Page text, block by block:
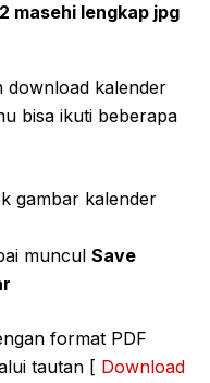
masehi lengkap jpg
download kalender
bisa ikuti beberapa
gambar kalender
muncul Save
format PDF
tautan [ Download